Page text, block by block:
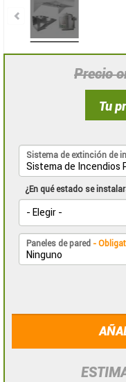
Precio
Tu
Sistema de extinción de
¿En qué estado se
Paneles de pared -